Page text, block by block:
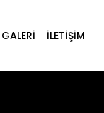
GALERI İLETIŞIM